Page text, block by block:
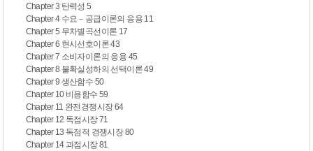
Chapter 3 탄력성 5
Chapter 4 수요－공급이론의 응용 11
Chapter 5 무차별곡선이론 17
Chapter 6 현시선호이론 43
Chapter 7 소비자이론의 응용 45
Chapter 8 불확실성하의 선택이론 49
Chapter 9 생산함수 50
Chapter 10 비용함수 59
Chapter 11 완전경쟁시장 64
Chapter 12 독점시장 71
Chapter 13 독점적 경쟁시장 80
Chapter 14 과점시장 81